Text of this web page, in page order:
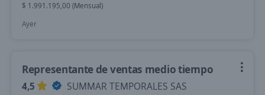
$ 1.991.195,00 (Mensual)
Ayer
Representante de ventas medio tiempo
4,5
SUMMAR TEMPORALES SAS